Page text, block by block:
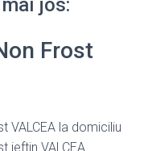
jos:
Frost
VALCEA la domiciliu
ieftin VALCEA